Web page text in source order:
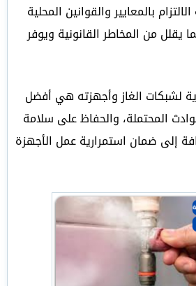
بالمعايير والقوانين المحلية
يقلل من المخاطر القانونية ويوفر
لشبكات الغاز وأجهزته هي أفضل
المحتملة، والحفاظ على سلامة
إلى ضمان استمرارية عمل الأجهزة